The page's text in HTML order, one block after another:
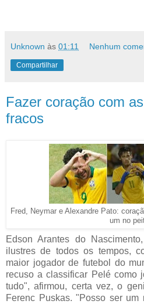
Unknown às 01:11 Nenhum
Compartilhar
Fazer coração com
fracos
Fred, Neymar e Alexandre Pato:
um no
Edson Arantes do
ilustres de todos os tempos,
maior jogador de futebol do
recuso a classificar Pelé como
tudo", afirmou, certa vez, o
Ferenc Puskas. "Posso ser